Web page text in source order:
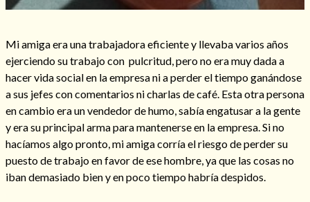
Hechizo de alejamiento
Tu consulta al tarot
Alejamiento(208)
Amarres(145)
Cartomancia(117)
Cómo recuperar a mi ex(190)
Endulzamiento(112)
Mi amiga era una trabajadora eficiente y llevaba varios años
ejerciendo su trabajo con pulcritud, pero no era muy dada a
hacer vida social en la empresa ni a perder el tiempo ganándose
a sus jefes con comentarios ni charlas de café. Esta otra persona
en cambio era un vendedor de humo, sabía engatusar a la gente
y era su principal arma para mantenerse en la empresa. Si no
hacíamos algo pronto, mi amiga corría el riesgo de perder su
puesto de trabajo en favor de ese hombre, ya que las cosas no
iban demasiado bien y en poco tiempo habría despidos.